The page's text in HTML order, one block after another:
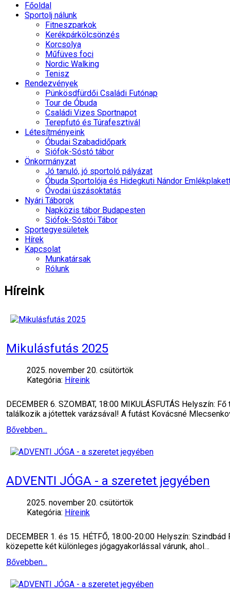
Főoldal
Sportolj nálunk
Fitneszparkok
Kerékpárkölcsönzés
Korcsolya
Műfüves foci
Nordic Walking
Tenisz
Rendezvények
Pünkösdfürdői Családi Futónap
Tour de Óbuda
Családi Vizes Sportnapot
Terepfutó és Túrafesztivál
Létesítményeink
Óbudai Szabadidőpark
Siófok-Sóstó tábor
Önkormányzat
Jó tanuló, jó sportoló pályázat
Óbuda Sportolója és Hidegkuti Nándor
Óvodai úszásoktatás
Nyári Táborok
Napközis tábor Budapesten
Siófok-Sóstói Tábor
Sportegyesületek
Hírek
Kapcsolat
Munkatársak
Rólunk
Híreink
Mikulásfutás 2025
2025. november 20. csütörtök
Kategória: Híreink
DECEMBER 6. SZOMBAT, 18:00 MIKULÁSFUTÁS
találkozik a jótettek varázsával! A futást Kovácsné
Bővebben...
ADVENTI JÓGA - a szeretet jegyében
2025. november 20. csütörtök
Kategória: Híreink
DECEMBER 1. és 15. HÉTFŐ, 18:00-20:00 Helyszín:
közepette két különleges jógagyakorlással várunk, ahol…
Bővebben...